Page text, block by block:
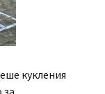
кукления